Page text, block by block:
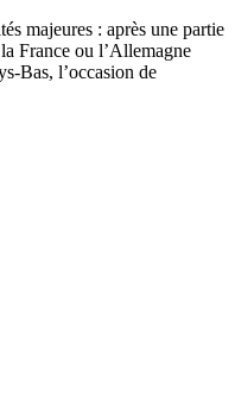
majeures : après une partie
France ou l’Allemagne
Bas, l’occasion de